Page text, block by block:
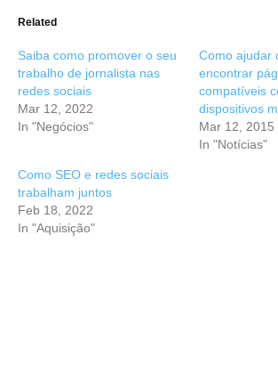
Related
Saiba como promover o seu
trabalho de jornalista nas
redes sociais
Mar 12, 2022
In "Negócios"
Como ajudar
encontrar
compatíveis
dispositivos
Mar 12, 2015
In "Notícias"
Como SEO e redes sociais
trabalham juntos
Feb 18, 2022
In "Aquisição"